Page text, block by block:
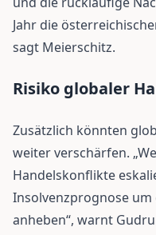
Jahr die
sagt Meierschitz.
Risiko globaler
Zusätzlich könnten
weiter verschärfen.
Handelskonflikte
Insolvenzprognose
anheben“, warnt